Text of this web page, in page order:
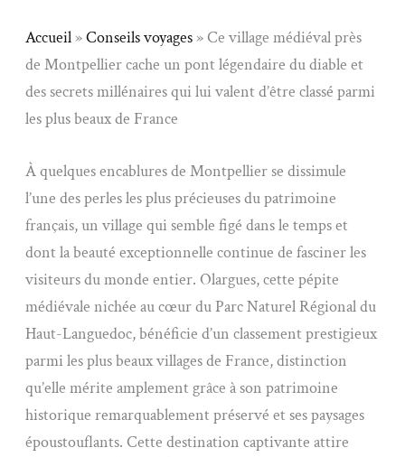
Accueil»Conseils voyages» Ce village médiéval près
de Montpellier cache un pont légendaire du diable et
des secrets millénaires qui lui valent d’être classé parmi
les plus beaux de France
À quelques encablures de Montpellier se dissimule
l’une des perles les plus précieuses du patrimoine
français, un village qui semble figé dans le temps et
dont la beauté exceptionnelle continue de fasciner les
visiteurs du monde entier. Olargues, cette pépite
médiévale nichée au cœur du Parc Naturel Régional du
Haut-Languedoc, bénéficie d’un classement prestigieux
parmi les plus beaux villages de France, distinction
qu’elle mérite amplement grâce à son patrimoine
historique remarquablement préservé et ses paysages
époustouflants. Cette destination captivante attire